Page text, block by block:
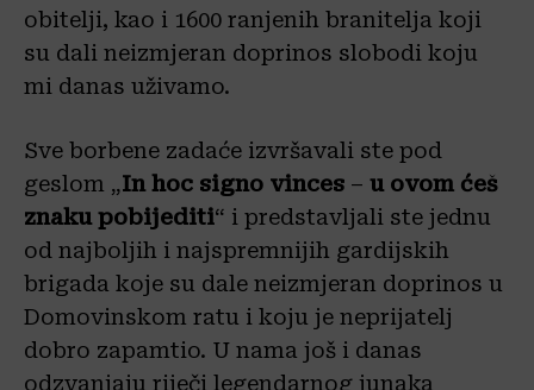
obitelji, kao i 1600 ranjenih branitelja koji
su dali neizmjeran doprinos slobodi koju
mi danas uživamo.
Sve borbene zadaće izvršavali ste pod
geslom „In hoc signo vinces – u ovom ćeš
znaku pobijediti“ i predstavljali ste jednu
od najboljih i najspremnijih gardijskih
brigada koje su dale neizmjeran doprinos u
Domovinskom ratu i koju je neprijatelj
dobro zapamtio. U nama još i danas
odzvanjaju riječi legendarnog junaka